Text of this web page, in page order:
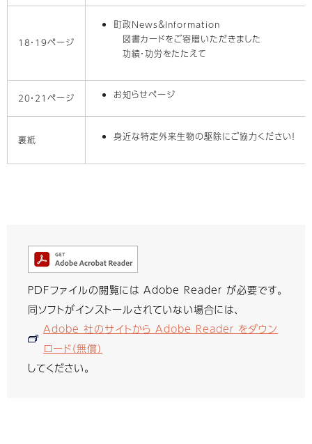
18・19ページ
町政News＆Information
図書カードをご寄贈いただきました
功績・功労をたたえて
20・21ページ お知らせページ
裏紙 身近な特定外来生物の駆除にご協力ください！
PDFファイルの閲覧には Adobe Reader が必要です。
同ソフトがインストールされていない場合には、
Adobe 社のサイトから Adobe Reader をダウン
ロード（無償）
してください。